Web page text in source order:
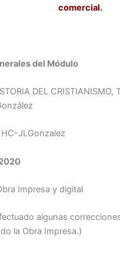
comercial.
del Módulo
DEL CRISTIANISMO,
HC-JLGonzalez
Impresa y digital
algunas
la Obra Impresa.)